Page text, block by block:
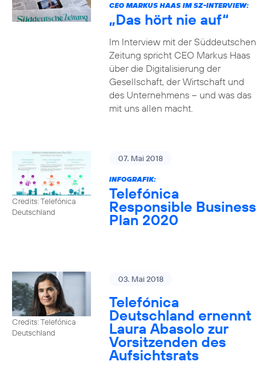
CEO MARKUS HAAS IM SZ-INTERVIEW:
„Das hört nie auf“
Im Interview mit der Süddeutschen
Zeitung spricht CEO Markus Haas
über die Digitalisierung der
Gesellschaft, der Wirtschaft und
des Unternehmens – und was das
mit uns allen macht.
Credits: Telefónica
Deutschland
07. Mai 2018
INFOGRAFIK:
Telefónica
Responsible Business
Plan 2020
Credits: Telefónica
Deutschland
03. Mai 2018
Telefónica
Deutschland ernennt
Laura Abasolo zur
Vorsitzenden des
Aufsichtsrats